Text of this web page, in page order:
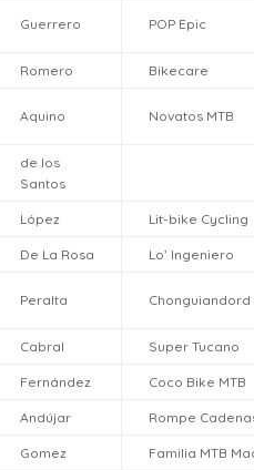
Guerrero POP Epic
Romero Bikecare
Aquino Novatos MTB
de los
Santos
López Lit-bike Cycling
De La Rosa Lo’ Ingeniero
Peralta Chonguiandord
Cabral Super Tucano
Fernández Coco Bike MTB
Andújar Rompe
Gomez Familia MTB